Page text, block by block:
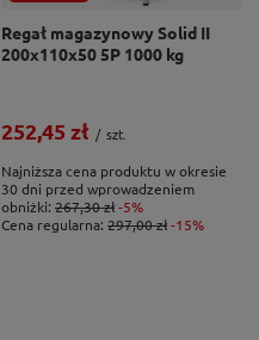
Regał magazynowy Solid II
200x110x50 5P 1000 kg
252,45 zł / szt.
Najniższa cena produktu w okresie
30 dni przed wprowadzeniem
obniżki: 267,30 zł-5%
Cena regularna: 297,00 zł-15%